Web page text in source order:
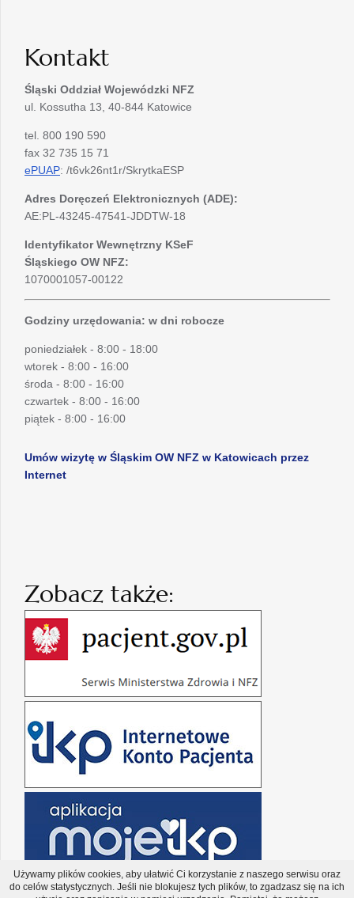
Używamy plików cookies, aby ułatwić Ci korzystanie z naszego serwisu oraz
do celów statystycznych. Jeśli nie blokujesz tych plików, to zgadzasz się na ich
Kontakt
Śląski Oddział Wojewódzki NFZ
ul. Kossutha 13, 40-844 Katowice
tel. 800 190 590
fax 32 735 15 71
ePUAP: /t6vk26nt1r/SkrytkaESP
Adres Doręczeń Elektronicznych (ADE):
AE:PL-43245-47541-JDDTW-18
Identyfikator Wewnętrzny KSeF
Śląskiego OW NFZ:
1070001057-00122
Godziny urzędowania: w dni robocze
poniedziałek - 8:00 - 18:00
wtorek - 8:00 - 16:00
środa - 8:00 - 16:00
czwartek - 8:00 - 16:00
piątek - 8:00 - 16:00
Umów wizytę w Śląskim OW NFZ w Katowicach przez
Internet
Zobacz także: